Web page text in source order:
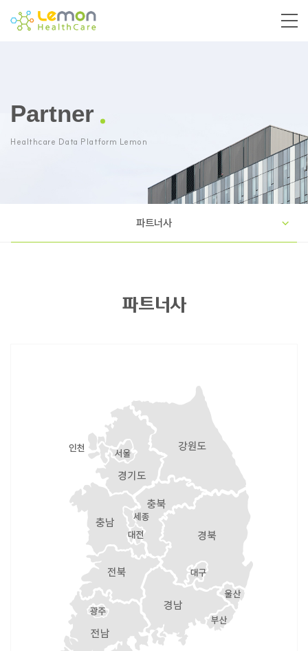
Partner
Healthcare Data Platform Lemon
파트너사
파트너사